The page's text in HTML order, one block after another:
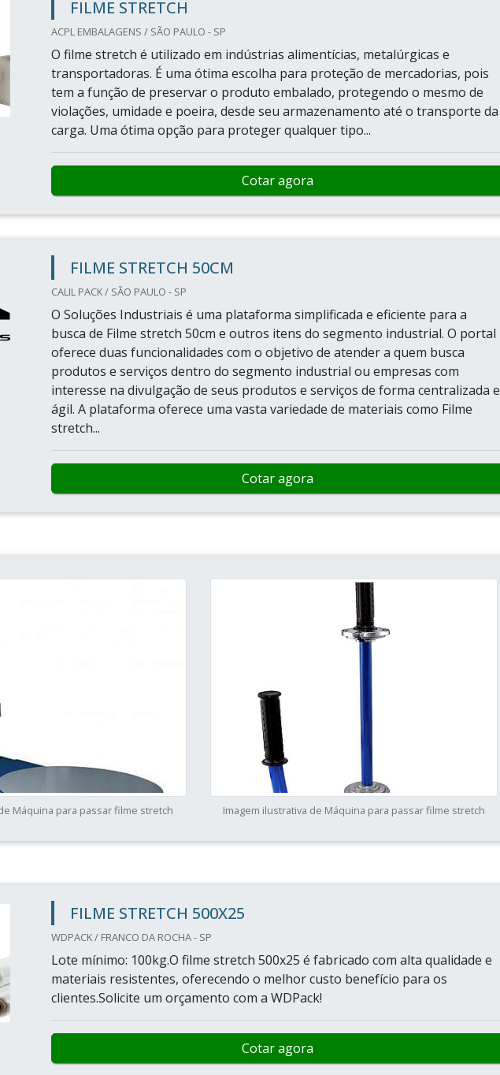
FILME STRETCH
ACPL EMBALAGENS / SÃO PAULO - SP
O filme stretch é utilizado em indústrias alimentícias, metalúrgicas e
transportadoras. É uma ótima escolha para proteção de mercadorias, pois
tem a função de preservar o produto embalado, protegendo o mesmo de
violações, umidade e poeira, desde seu armazenamento até o transporte da
carga. Uma ótima opção para proteger qualquer tipo...
Cotar agora
FILME STRETCH 50CM
CALIL PACK / SÃO PAULO - SP
O Soluções Industriais é uma plataforma simplificada e eficiente para a
busca de Filme stretch 50cm e outros itens do segmento industrial. O portal
oferece duas funcionalidades com o objetivo de atender a quem busca
produtos e serviços dentro do segmento industrial ou empresas com
interesse na divulgação de seus produtos e serviços de forma centralizada e
ágil. A plataforma oferece uma vasta variedade de materiais como Filme
stretch...
Cotar agora
Máquina para passar filme stretch Imagem ilustrativa de Máquina para passar filme stretch
FILME STRETCH 500X25
WDPACK / FRANCO DA ROCHA - SP
Lote mínimo: 100kg.O filme stretch 500x25 é fabricado com alta qualidade e
materiais resistentes, oferecendo o melhor custo benefício para os
clientes.Solicite um orçamento com a WDPack!
Cotar agora